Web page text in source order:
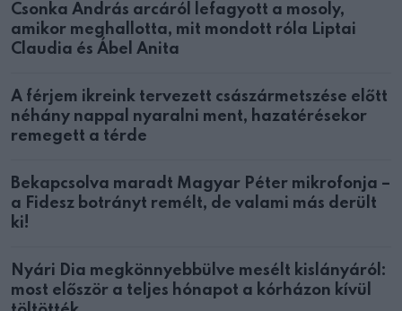
Csonka András arcáról lefagyott a mosoly,
amikor meghallotta, mit mondott róla Liptai
Claudia és Ábel Anita
A férjem ikreink tervezett császármetszése előtt
néhány nappal nyaralni ment, hazatérésekor
remegett a térde
Bekapcsolva maradt Magyar Péter mikrofonja –
a Fidesz botrányt remélt, de valami más derült
ki!
Nyári Dia megkönnyebbülve mesélt kislányáról:
most először a teljes hónapot a kórházon kívül